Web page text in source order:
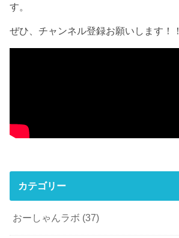
す。
ぜひ、チャンネル登録お願いします！！
カテゴリー
おーしゃんラボ (37)